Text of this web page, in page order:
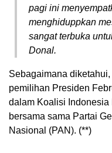
pagi ini
menghiduppkan
sangat terbuka
Donal.
Sebagaimana
pemilihan Presiden
dalam Koalisi Indonesia
bersama sama Partai
Nasional (PAN). (**)